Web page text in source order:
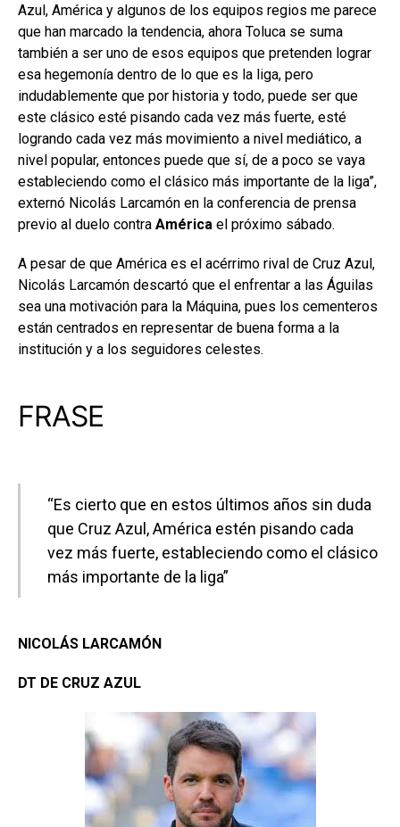
Azul, América y algunos de los equipos regios me parece
que han marcado la tendencia, ahora Toluca se suma
también a ser uno de esos equipos que pretenden lograr
esa hegemonía dentro de lo que es la liga, pero
indudablemente que por historia y todo, puede ser que
este clásico esté pisando cada vez más fuerte, esté
logrando cada vez más movimiento a nivel mediático, a
nivel popular, entonces puede que sí, de a poco se vaya
estableciendo como el clásico más importante de la liga”,
externó Nicolás Larcamón en la conferencia de prensa
previo al duelo contra América el próximo sábado.
A pesar de que América es el acérrimo rival de Cruz Azul,
Nicolás Larcamón descartó que el enfrentar a las Águilas
sea una motivación para la Máquina, pues los cementeros
están centrados en representar de buena forma a la
institución y a los seguidores celestes.
FRASE
“Es cierto que en estos últimos años sin duda
que Cruz Azul, América estén pisando cada
vez más fuerte, estableciendo como el clásico
más importante de la liga”
NICOLÁS LARCAMÓN
DT DE CRUZ AZUL